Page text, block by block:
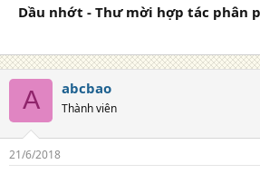
Dầu nhớt - Thư mời hợp tác phân
A abcbao
Thành viên
21/6/2018